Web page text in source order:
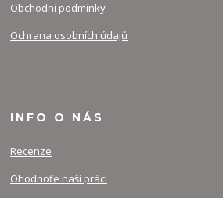
Obchodní podmínky
Ochrana osobních údajů
INFO O NÁS
Recenze
Ohodnoťe naši práci